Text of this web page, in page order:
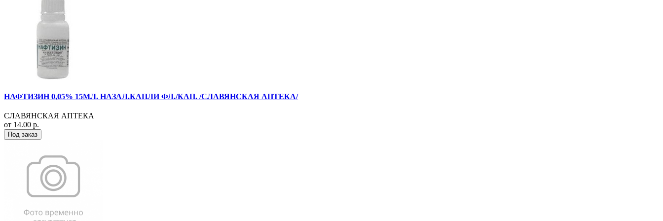
НАФТИЗИН 0,05% 15МЛ. НАЗАЛ.КАПЛИ ФЛ./КАП. /СЛАВЯНСКАЯ АПТЕКА/
СЛАВЯНСКАЯ АПТЕКА
от 14.00 р.
Под заказ